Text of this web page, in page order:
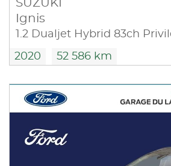
SUZUKI
Ignis
1.2 Dualjet Hybrid 83ch
2020 52 586 km